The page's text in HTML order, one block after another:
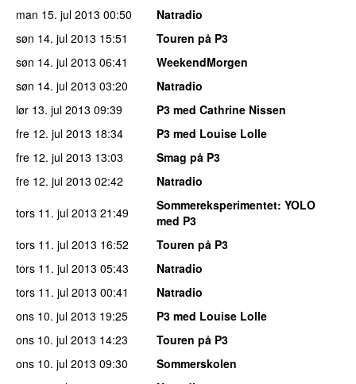
man 15. jul 2013 00:50
Natradio
søn 14. jul 2013 15:51
Touren på P3
søn 14. jul 2013 06:41
WeekendMorgen
søn 14. jul 2013 03:20
Natradio
lør 13. jul 2013 09:39
P3 med Cathrine Nissen
fre 12. jul 2013 18:34
P3 med Louise Lolle
fre 12. jul 2013 13:03
Smag på P3
fre 12. jul 2013 02:42
Natradio
tors 11. jul 2013 21:49 Sommereksperimentet: YOLO
med P3
tors 11. jul 2013 16:52
Touren på P3
tors 11. jul 2013 05:43
Natradio
tors 11. jul 2013 00:41
Natradio
ons 10. jul 2013 19:25
P3 med Louise Lolle
ons 10. jul 2013 14:23
Touren på P3
ons 10. jul 2013 09:30
Sommerskolen